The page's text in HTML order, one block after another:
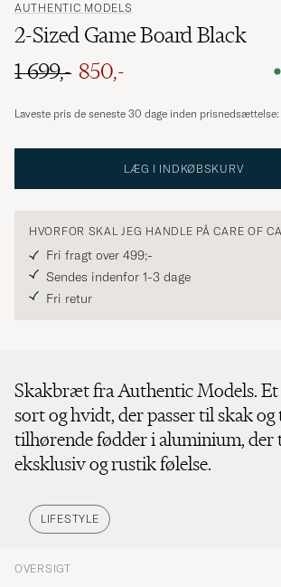
AUTHENTIC MODELS
2-Sized Game Board Black
Ordinary pris
1 699,-
Nedsat pris
850,-
Laveste pris de seneste 30 dage inden prisnedsættelse:
LÆG I INDKØBSKURV
HVORFOR SKAL JEG HANDLE PÅ CARE OF
Fri fragt over 499;-
Sendes indenfor 1-3 dage
Fri retur
Skakbræt fra Authentic Models.
sort og hvidt, der passer til skak
tilhørende fødder i aluminium, der
eksklusiv og rustik følelse.
LIFESTYLE
OVERSIGT